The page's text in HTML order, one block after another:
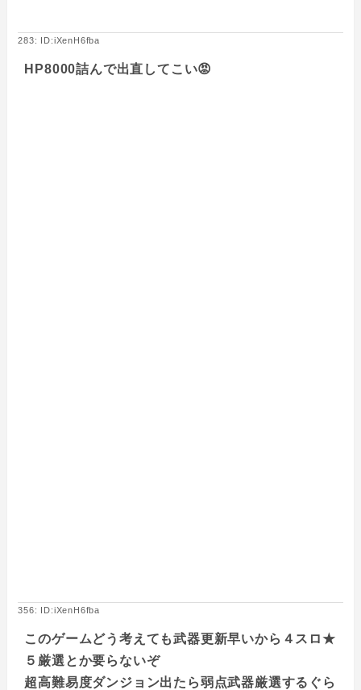
283: ID:iXenH6fba
HP8000詰んで出直してこい😡
356: ID:iXenH6fba
このゲームどう考えても武器更新早いから４スロ★
５厳選とか要らないぞ
超高難易度ダンジョン出たら弱点武器厳選するぐら